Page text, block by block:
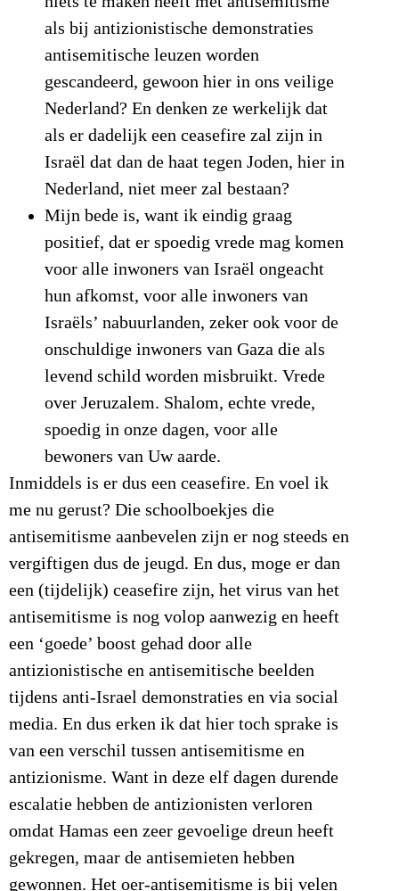
als bij antizionistische demonstraties
antisemitische leuzen worden
gescandeerd, gewoon hier in ons veilige
Nederland? En denken ze werkelijk dat
als er dadelijk een ceasefire zal zijn in
Israël dat dan de haat tegen Joden, hier in
Nederland, niet meer zal bestaan?
Mijn bede is, want ik eindig graag
positief, dat er spoedig vrede mag komen
voor alle inwoners van Israël ongeacht
hun afkomst, voor alle inwoners van
Israëls’ nabuurlanden, zeker ook voor de
onschuldige inwoners van Gaza die als
levend schild worden misbruikt. Vrede
over Jeruzalem. Shalom, echte vrede,
spoedig in onze dagen, voor alle
bewoners van Uw aarde.
Inmiddels is er dus een ceasefire. En voel ik
me nu gerust? Die schoolboekjes die
antisemitisme aanbevelen zijn er nog steeds en
vergiftigen dus de jeugd. En dus, moge er dan
een (tijdelijk) ceasefire zijn, het virus van het
antisemitisme is nog volop aanwezig en heeft
een ‘goede’ boost gehad door alle
antizionistische en antisemitische beelden
tijdens anti-Israel demonstraties en via social
media. En dus erken ik dat hier toch sprake is
van een verschil tussen antisemitisme en
antizionisme. Want in deze elf dagen durende
escalatie hebben de antizionisten verloren
omdat Hamas een zeer gevoelige dreun heeft
gekregen, maar de antisemieten hebben
gewonnen. Het oer-antisemitisme is bij velen